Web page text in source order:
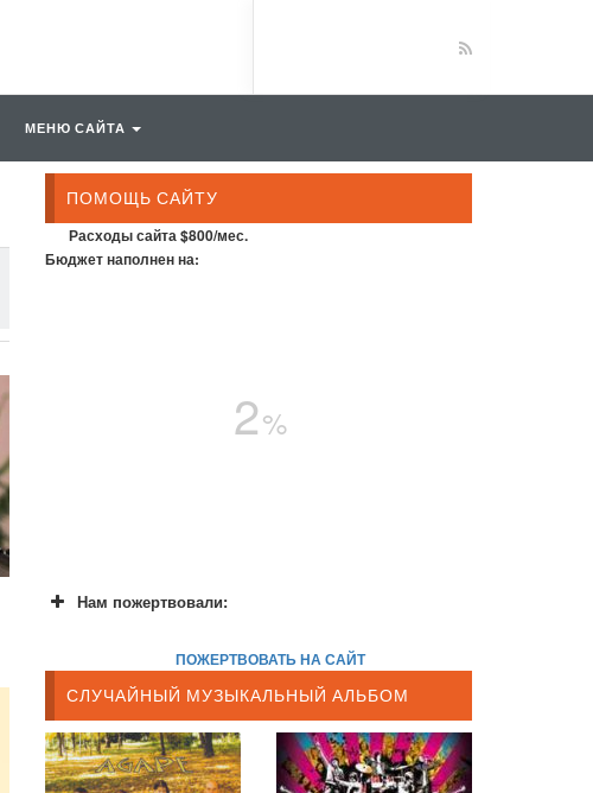
МЕНЮ САЙТА
ПОМОЩЬ САЙТУ
Расходы сайта $800/мес.
Бюджет наполнен на:
2%
Нам пожертвовали:
ПОЖЕРТВОВАТЬ НА САЙТ
СЛУЧАЙНЫЙ МУЗЫКАЛЬНЫЙ АЛЬБОМ